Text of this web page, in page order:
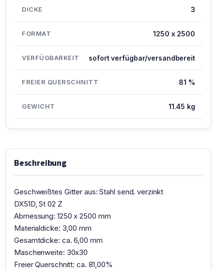
DICKE 3
FORMAT 1250 x 2500
VERFÜGBARKEIT sofort verfügbar/versandbereit
FREIER QUERSCHNITT 81 %
GEWICHT 11.45 kg
Beschreibung
Geschweißtes Gitter aus: Stahl send. verzinkt
DX51D, St 02 Z
Abmessung: 1250 x 2500 mm
Materialdicke: 3,00 mm
Gesamtdicke: ca. 6,00 mm
Maschenweite: 30x30
Freier Querschnitt: ca. 81,00%